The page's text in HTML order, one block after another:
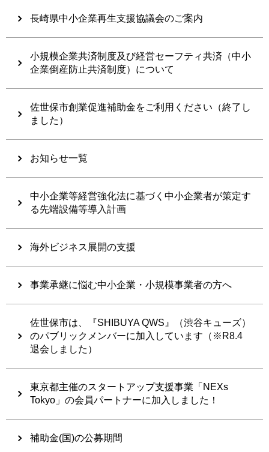
長崎県中小企業再生支援協議会のご案内
小規模企業共済制度及び経営セーフティ共済（中小
企業倒産防止共済制度）について
佐世保市創業促進補助金をご利用ください（終了し
ました）
お知らせ一覧
中小企業等経営強化法に基づく中小企業者が策定す
る先端設備等導入計画
海外ビジネス展開の支援
事業承継に悩む中小企業・小規模事業者の方へ
佐世保市は、『SHIBUYA QWS』（渋谷キューズ）
のパブリックメンバーに加入しています（※R8.4
退会しました）
東京都主催のスタートアップ支援事業「NEXs
Tokyo」の会員パートナーに加入しました！
補助金(国)の公募期間